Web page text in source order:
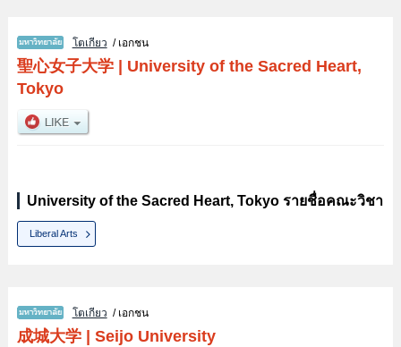
โตเกียว / เอกชน
聖心女子大学| University of the Sacred Heart,
Tokyo
University of the Sacred Heart, Tokyo รายชื่อคณะวิชา
Liberal Arts
โตเกียว / เอกชน
成城大学| Seijo University